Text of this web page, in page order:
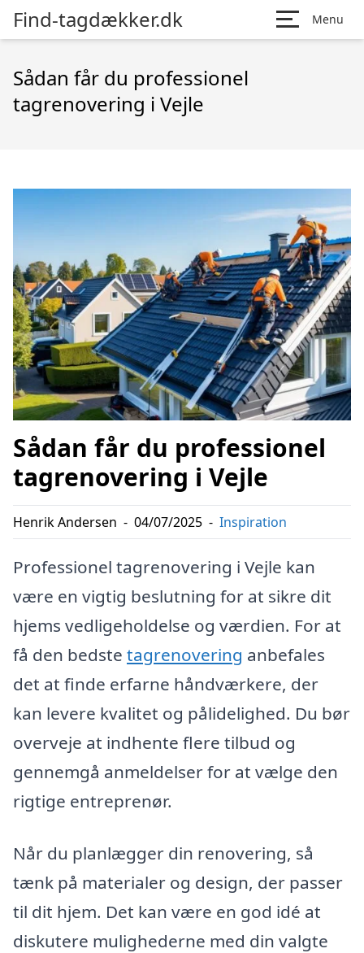
Find-tagdækker.dk Menu
Sådan får du professionel
tagrenovering i Vejle
Sådan får du professionel
tagrenovering i Vejle
Henrik Andersen - 04/07/2025 - Inspiration
Professionel tagrenovering i Vejle kan
være en vigtig beslutning for at sikre dit
hjems vedligeholdelse og værdien. For at
få den bedste tagrenovering anbefales
det at finde erfarne håndværkere, der
kan levere kvalitet og pålidelighed. Du bør
overveje at indhente flere tilbud og
gennemgå anmeldelser for at vælge den
rigtige entreprenør.
Når du planlægger din renovering, så
tænk på materialer og design, der passer
til dit hjem. Det kan være en god idé at
diskutere mulighederne med din valgte